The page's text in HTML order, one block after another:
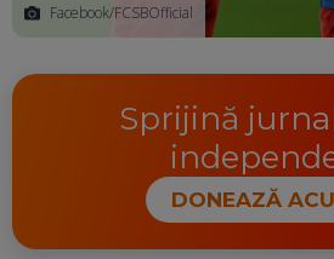
Facebook/FCSBOfficial
Sprijină
DONEAZĂ